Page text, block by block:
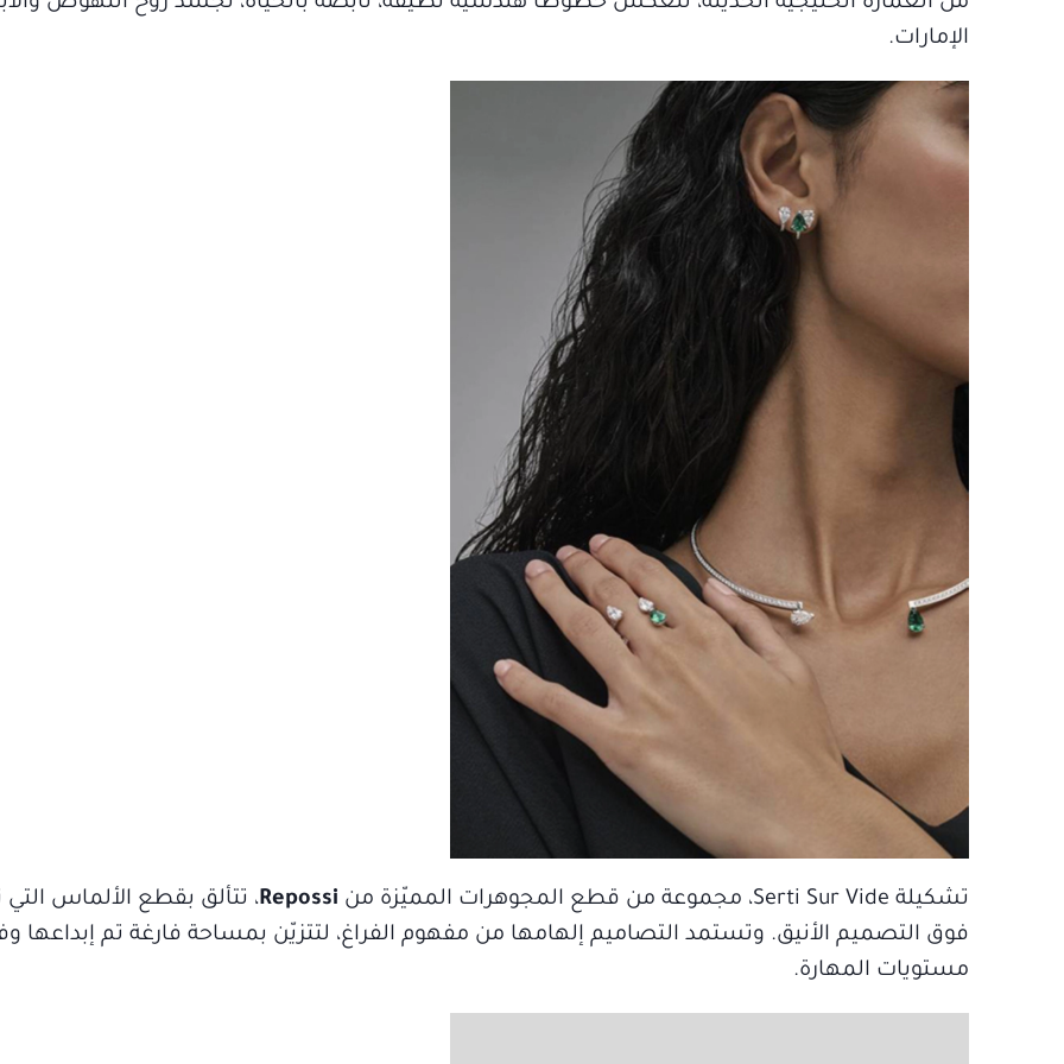
الإمارات.
تشكيلة Serti Sur Vide، مجموعة من قطع المجوهرات المميّزة من Repossi، تتألق بقطع الألماس التي
فوق التصميم الأنيق. وتستمد التصاميم إلهامها من مفهوم الفراغ، لتتزيّن بمساحة فارغة تم إبداعها
مستويات المهارة.